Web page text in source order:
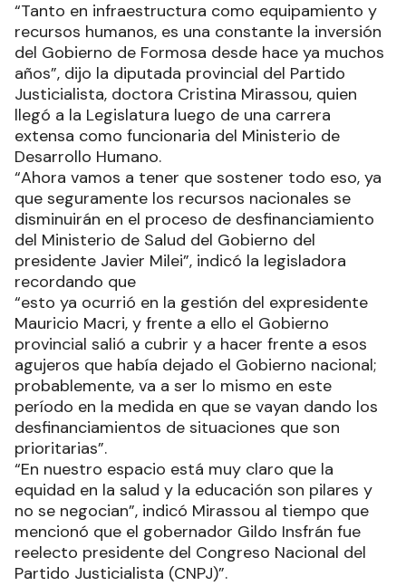
“Tanto en infraestructura como equipamiento y
recursos humanos, es una constante la inversión
del Gobierno de Formosa desde hace ya muchos
años”, dijo la diputada provincial del Partido
Justicialista, doctora Cristina Mirassou, quien
llegó a la Legislatura luego de una carrera
extensa como funcionaria del Ministerio de
Desarrollo Humano.
“Ahora vamos a tener que sostener todo eso, ya
que seguramente los recursos nacionales se
disminuirán en el proceso de desfinanciamiento
del Ministerio de Salud del Gobierno del
presidente Javier Milei”, indicó la legisladora
recordando que
“esto ya ocurrió en la gestión del expresidente
Mauricio Macri, y frente a ello el Gobierno
provincial salió a cubrir y a hacer frente a esos
agujeros que había dejado el Gobierno nacional;
probablemente, va a ser lo mismo en este
período en la medida en que se vayan dando los
desfinanciamientos de situaciones que son
prioritarias”.
“En nuestro espacio está muy claro que la
equidad en la salud y la educación son pilares y
no se negocian”, indicó Mirassou al tiempo que
mencionó que el gobernador Gildo Insfrán fue
reelecto presidente del Congreso Nacional del
Partido Justicialista (CNPJ)”.